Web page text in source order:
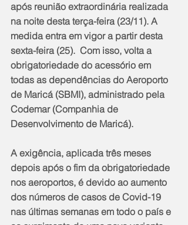
após reunião extraordinária realizada
na noite desta terça-feira (23/11). A
medida entra em vigor a partir desta
sexta-feira (25).  Com isso, volta a
obrigatoriedade do acessório em
todas as dependências do Aeroporto
de Maricá (SBMI), administrado pela
Codemar (Companhia de
Desenvolvimento de Maricá).
A exigência, aplicada três meses
depois após o fim da obrigatoriedade
nos aeroportos, é devido ao aumento
dos números de casos de Covid-19
nas últimas semanas em todo o país e